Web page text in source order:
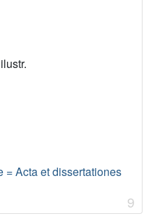
= Acta et dissertationes
9